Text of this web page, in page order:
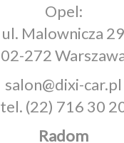
Opel:
ul. Malownicza 29
02-272
salon@dixi-car.pl
tel. (22) 716 30
Radom